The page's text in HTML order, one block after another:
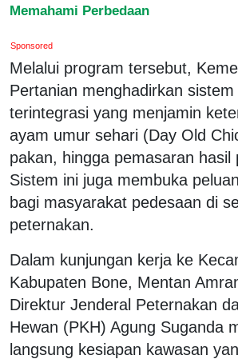
Memahami Perbedaan
Sponsored
Melalui program tersebut,
Pertanian menghadirkan
terintegrasi yang menjamin
ayam umur sehari (Day Old
pakan, hingga pemasaran hasil
Sistem ini juga membuka
bagi masyarakat pedesaan di
peternakan.
Dalam kunjungan kerja ke
Kabupaten Bone, Mentan
Direktur Jenderal Peternakan
Hewan (PKH) Agung Suganda
langsung kesiapan kawasan